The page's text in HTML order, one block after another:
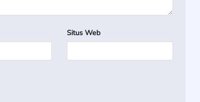
Situs Web